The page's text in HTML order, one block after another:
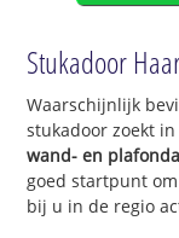
Stukadoor
Waarschijnlijk
stukadoor zoekt
wand- en
goed startpunt
bij u in de regio